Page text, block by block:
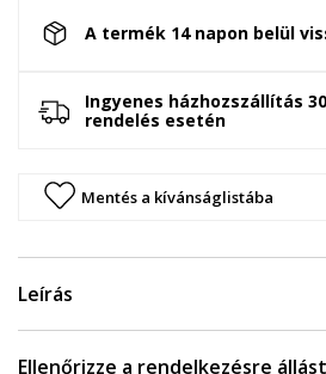
A termék 14 napon belül
Ingyenes házhozszállítás
rendelés esetén
Mentés a kívánságlistába
Leírás
Ellenőrizze a rendelkezésre